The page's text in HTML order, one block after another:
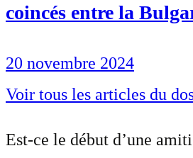
coincés entre la
20 novembre 2024
Voir tous les articles du
Est-ce le début d’une